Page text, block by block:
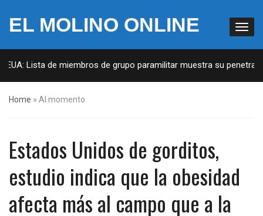
EL MOLINO ONLINE
Lista de miembros de grupo paramilitar muestra su
Home » Al momento
Estados Unidos de gorditos,
estudio indica que la obesidad
afecta más al campo que a la